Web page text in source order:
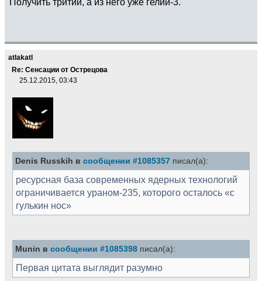
atlakatl
Re: Сенсации от Острецова
25.12.2015, 03:43
Denis Russkih в сообщении #1085357 писал(а):
ресурсная база современных ядерных технологий
ограничивается ураном-235, которого осталось «с
гулькин нос»
Munin в сообщении #1085398 писал(а):
Первая цитата выглядит разумно